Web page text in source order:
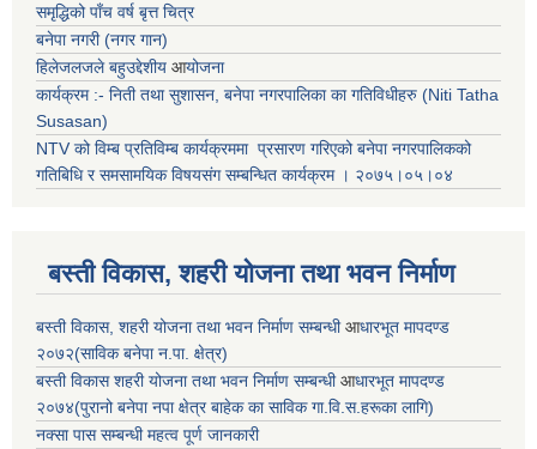
समृद्धिको पाँच वर्ष बृत्त चित्र
बनेपा नगरी (नगर गान)
हिलेजलजले बहुउद्देशीय आयोजना
कार्यक्रम :- निती तथा सुशासन, बनेपा नगरपालिका का गतिविधीहरु (Niti Tatha
Susasan)
NTV को विम्ब प्रतिविम्ब कार्यक्रममा प्रसारण गरिएकोबनेपा नगरपालिकको
गतिबिधि र समसामयिक विषयसंग सम्बन्धित कार्यक्रम । २०७५।०५।०४
बस्ती विकास, शहरी योजना तथा भवन निर्माण
बस्ती विकास, शहरी योजना तथा भवन निर्माण सम्बन्धीआधारभूत मापदण्ड
२०७२(साविक बनेपा न.पा. क्षेत्र)
बस्ती विकास शहरी योजना तथा भवन निर्माण सम्बन्धीआधारभूत मापदण्ड
२०७४(पुरानो बनेपा नपा क्षेत्र बाहेक का साविक गा.वि.स.हरूका लागि)
नक्सा पास सम्बन्धी महत्व पूर्ण जानकारी